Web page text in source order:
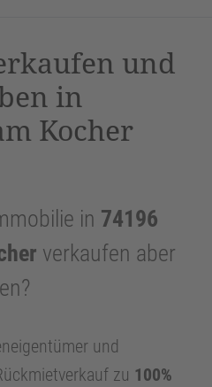
und
in
Kocher
in 74196
verkaufen aber
und
zu 100%